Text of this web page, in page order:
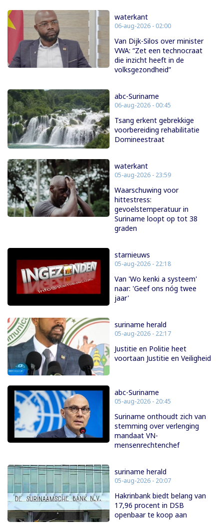
waterkant
06-aug-2026 - 02:00
Van Dijk-Silos over minister
VWA: “Zet een technocraat
die inzicht heeft in de
volksgezondheid”
abc-Suriname
06-aug-2026 - 00:45
Tsang erkent gebrekkige
voorbereiding rehabilitatie
Domineestraat
waterkant
05-aug-2026 - 23:59
Waarschuwing voor
hittestress:
gevoelstemperatuur in
Suriname loopt op tot 38
graden
starnieuws
05-aug-2026 - 22:18
Van 'Wo kenki a systeem'
naar: 'Geef ons nóg twee
jaar'
suriname herald
05-aug-2026 - 22:17
Justitie en Politie heet
voortaan Justitie en Veiligheid
abc-Suriname
05-aug-2026 - 20:45
Suriname onthoudt zich van
stemming over verlenging
mandaat VN-
mensenrechtenchef
suriname herald
05-aug-2026 - 20:07
Hakrinbank biedt belang van
17,96 procent in DSB
openbaar te koop aan